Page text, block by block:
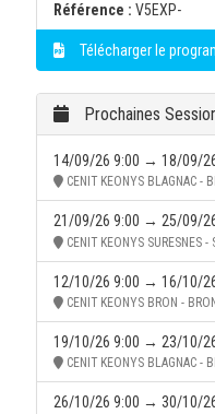
Référence : V5EXP-
Télécharger le
Prochaines
14/09/26 9:00 → 18/09/
CENIT KEONYS BLAGNAC -
21/09/26 9:00 → 25/09/
CENIT KEONYS SURESNES -
12/10/26 9:00 → 16/10/
CENIT KEONYS BRON -
19/10/26 9:00 → 23/10/
CENIT KEONYS BLAGNAC -
26/10/26 9:00 → 30/10/